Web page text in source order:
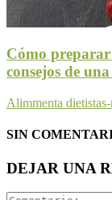
Cómo preparar
consejos de
Alimmenta
SIN
DEJAR UNA